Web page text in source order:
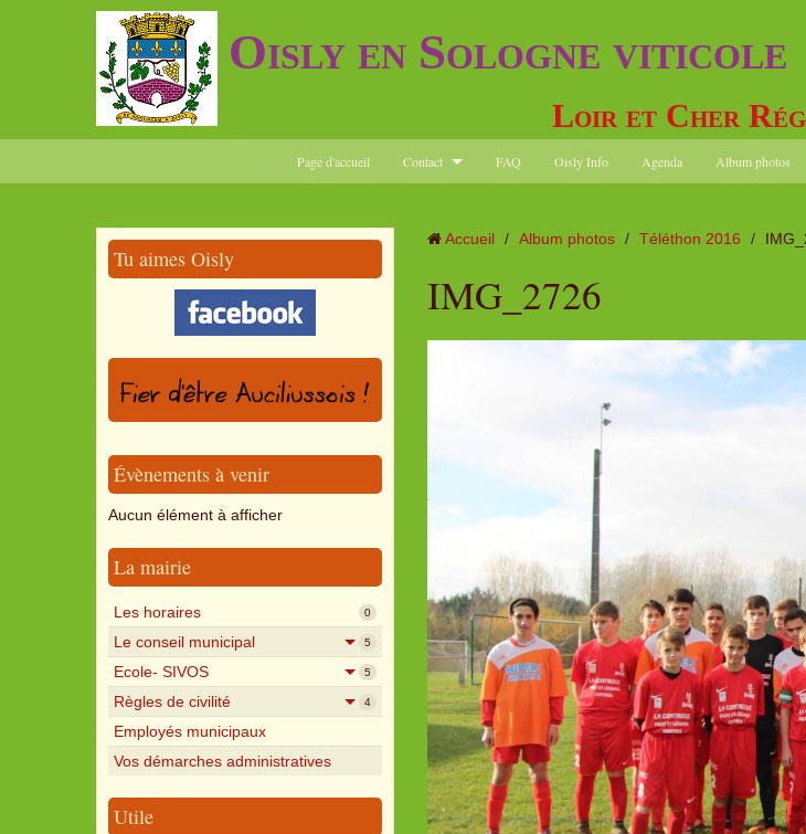
Oisly en Sologne viticole
Loir et Cher
Page d'accueil Contact FAQ Oisly Info Agenda Album photos
Tu aimes Oisly
Évènements à venir
Aucun élément à afficher
La mairie
Les horaires 0
Le conseil municipal 5
Ecole- SIVOS 5
Règles de civilité 4
Employés municipaux
Vos démarches administratives
Utile
Accueil / Album photos / Téléthon 2016 /
IMG_2726